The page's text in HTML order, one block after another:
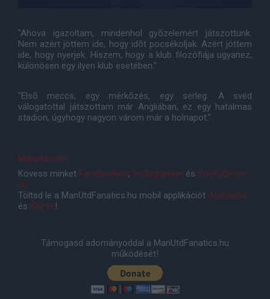
"Ahova igazoltam, mindenhol gyõzelemért játszottunk.
Nem azért jöttem ide, hogy idõt pocsékoljak. Azért jöttem
ide, hogy nyerjek. Hiszem, hogy a klub filozófiája ugyanez,
különösen egy ilyen klub esetében."
"Elsõ meccs, egy mérkõzés, egy serleg. A svéd
válogatottal játszottam már Angliában, ez egy hatalmas
stadion, úgyhogy nagyon várom már a holnapot."
Manutd.com
Kövess minket Facebookon, Instagramon és YouTube-on
is!
Töltsd le a ManUtdFanatics.hu mobil applikációt Androidra
és iOS-re!
Támogasd adományoddal a ManUtdFanatics.hu
működését!